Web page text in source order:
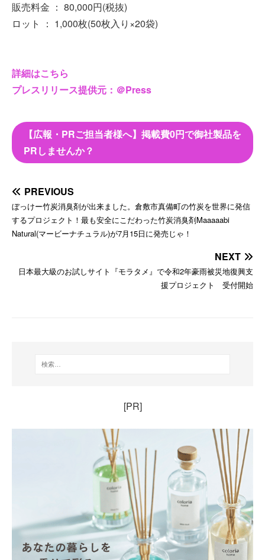
販売料金 ： 80,000円(税抜)
ロット ： 1,000枚(50枚入り×20袋)
詳細はこちら
プレスリリース提供元：＠Press
【広報・PRご担当者様へ】掲載費0円で御社製品を
PRしませんか？
PREVIOUS
ぼっけー竹炭消臭剤が出来ました。倉敷市真備町の竹炭を世界に発信
するプロジェクト！最も安全にこだわった竹炭消臭剤Maaaaabi
Natural(マービーナチュラル)が7月15日に発売じゃ！
NEXT
日本最大級のお試しサイト『モラタメ』で令和2年豪雨被災地復興支
援プロジェクト 受付開始
[PR]